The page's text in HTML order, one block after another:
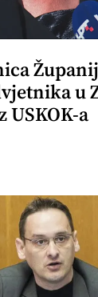
u
USKOK-a